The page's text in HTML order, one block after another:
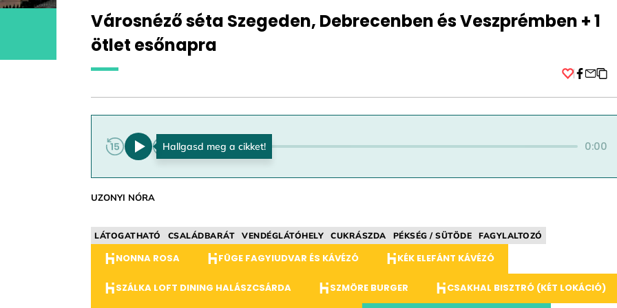
Városnéző séta Szegeden, Debrecenben és Veszprémben + 1
ötlet esőnapra
0:00 0:00
UZONYI NÓRA
LÁTOGATHATÓ CSALÁDBARÁT VENDÉGLÁTÓHELY CUKRÁSZDA PÉKSÉG / SÜTÖDE FAGYLALTOZÓ
NONNA ROSA FÜGE FAGYIUDVAR ÉS KÁVÉZÓ KÉK ELEFÁNT KÁVÉZÓ
SZÁLKA LOFT DINING HALÁSZCSÁRDA SZMÖRE BURGER CSAKHAL BISZTRÓ (KÉT LOKÁCIÓ)